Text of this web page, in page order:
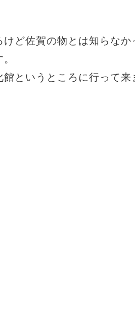
ど佐賀の物とは知らな
というところに行って来